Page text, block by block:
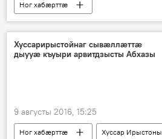
Ног хабӕрттӕ
Хуссарирыстойнаг сывӕллӕттӕ
дыууӕ къуыри арвитдзысты Абхазы
9 августы 2016, 15:25
Ног хабӕрттӕ Хуссар Ирыстоны